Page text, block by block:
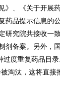
、《关于开展
品提示信息的公
究院共接收一
备案。另外，
度重复药品目录
汰，这将直接